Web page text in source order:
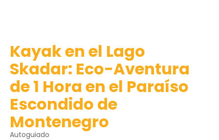
Kayak en el Lago
Skadar: Eco-Aventura
de 1 Hora en el Paraíso
Escondido de
Montenegro
Autoguiado